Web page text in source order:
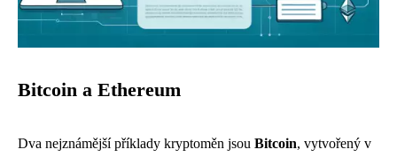
Bitcoin a Ethereum
Dva nejznámější příklady kryptoměn jsou Bitcoin, vytvořený v